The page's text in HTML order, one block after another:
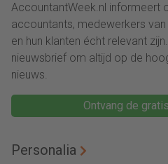
AccountantWeek.nl informeert
accountants, medewerkers
en hun klanten écht relevant
nieuwsbrief om altijd op de
nieuws.
Ontvang de
Personalia